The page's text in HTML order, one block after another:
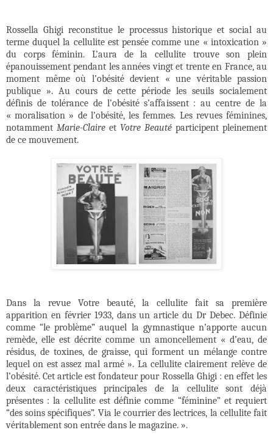
Rossella Ghigi reconstitue le processus historique et social au
terme duquel la cellulite est pensée comme une « intoxication »
du corps féminin. L’aura de la cellulite trouve son plein
épanouissement pendant les années vingt et trente en France, au
moment même où l’obésité devient « une véritable passion
publique ». Au cours de cette période les seuils socialement
définis de tolérance de l’obésité s’affaissent : au centre de la
« moralisation » de l’obésité, les femmes. Les revues féminines,
notamment Marie-Claire et Votre Beauté participent pleinement
de ce mouvement.
Dans la revue Votre beauté, la cellulite fait sa première
apparition en février 1933, dans un article du Dr Debec. Définie
comme “le problème” auquel la gymnastique n’apporte aucun
remède, elle est décrite comme un amoncellement « d’eau, de
résidus, de toxines, de graisse, qui forment un mélange contre
lequel on est assez mal armé ». La cellulite clairement relève de
l’obésité. Cet article est fondateur pour Rossella Ghigi : en effet les
deux caractéristiques principales de la cellulite sont déjà
présentes : la cellulite est définie comme “féminine” et requiert
“des soins spécifiques”. Via le courrier des lectrices, la cellulite fait
véritablement son entrée dans le magazine. ».